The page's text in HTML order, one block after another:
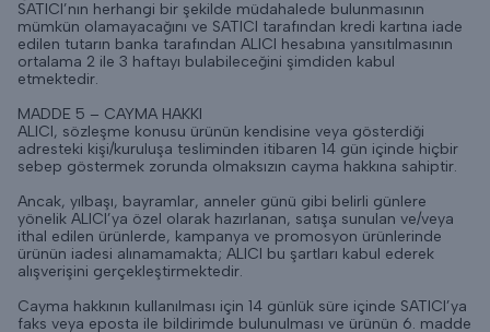
SATICI’nın herhangi bir şekilde müdahalede bulunmasının
mümkün olamayacağını ve SATICI tarafından kredi kartına iade
edilen tutarın banka tarafından ALICI hesabına yansıtılmasının
ortalama 2 ile 3 haftayı bulabileceğini şimdiden kabul
etmektedir.
MADDE 5 – CAYMA HAKKI
ALICI, sözleşme konusu ürünün kendisine veya gösterdiği
adresteki kişi/kuruluşa tesliminden itibaren 14 gün içinde hiçbir
sebep göstermek zorunda olmaksızın cayma hakkına sahiptir.
Ancak, yılbaşı, bayramlar, anneler günü gibi belirli günlere
yönelik ALICI’ya özel olarak hazırlanan, satışa sunulan ve/veya
ithal edilen ürünlerde, kampanya ve promosyon ürünlerinde
ürünün iadesi alınamamakta; ALICI bu şartları kabul ederek
alışverişini gerçekleştirmektedir.
Cayma hakkının kullanılması için 14 günlük süre içinde SATICI’ya
faks veya eposta ile bildirimde bulunulması ve ürünün 6. madde